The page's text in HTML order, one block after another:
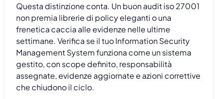
Questa distinzione conta. Un buon audit iso 27001
non premia librerie di policy eleganti o una
frenetica caccia alle evidenze nelle ultime
settimane. Verifica se il tuo Information Security
Management System funziona come un sistema
gestito, con scope definito, responsabilità
assegnate, evidenze aggiornate e azioni correttive
che chiudono il ciclo.